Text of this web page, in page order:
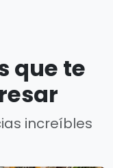
que te
increíbles